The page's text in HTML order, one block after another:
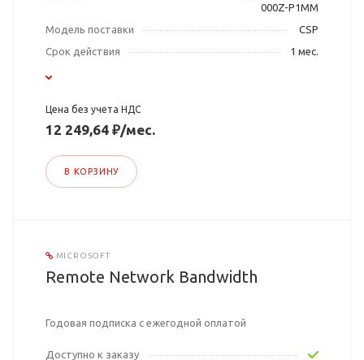
000Z-P1MM
Модель поставки
CSP
Срок действия
1 мес.
Цена без учета НДС
12 249,64 ₽/мес.
В КОРЗИНУ
MICROSOFT
Remote Network Bandwidth
Годовая подписка с ежегодной оплатой
Доступно к заказу